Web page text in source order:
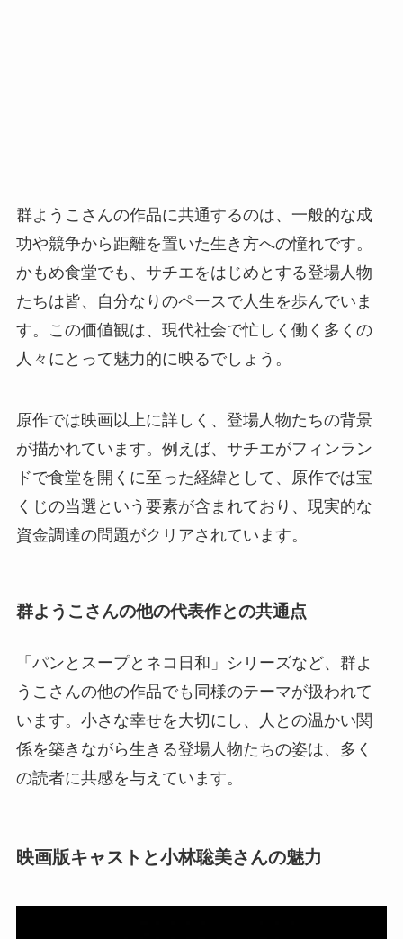
群ようこさんの作品に共通するのは、一般的な成
功や競争から距離を置いた生き方への憧れです。
かもめ食堂でも、サチエをはじめとする登場人物
たちは皆、自分なりのペースで人生を歩んでいま
す。この価値観は、現代社会で忙しく働く多くの
人々にとって魅力的に映るでしょう。
原作では映画以上に詳しく、登場人物たちの背景
が描かれています。例えば、サチエがフィンラン
ドで食堂を開くに至った経緯として、原作では宝
くじの当選という要素が含まれており、現実的な
資金調達の問題がクリアされています。
群ようこさんの他の代表作との共通点
「パンとスープとネコ日和」シリーズなど、群よ
うこさんの他の作品でも同様のテーマが扱われて
います。小さな幸せを大切にし、人との温かい関
係を築きながら生きる登場人物たちの姿は、多く
の読者に共感を与えています。
映画版キャストと小林聡美さんの魅力